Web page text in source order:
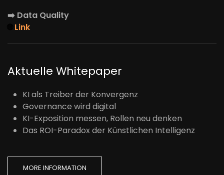
➡️ Data Quality
Link
Aktuelle Whitepaper
KI als Treiber der Konvergenz
Governance wird digital
KI-Exposition messen, Rollen neu denken
Das ROI-Paradox der Künstlichen Intelligenz
MORE INFORMATION